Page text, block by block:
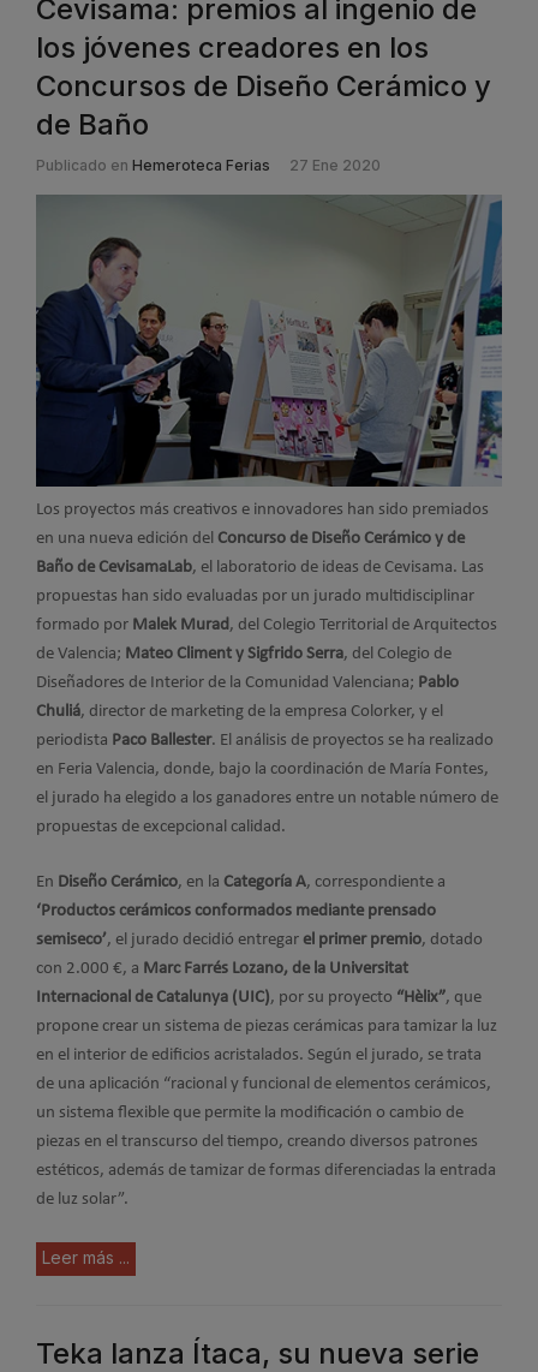
Cevisama: premios al ingenio de
los jóvenes creadores en los
Concursos de Diseño Cerámico y
de Baño
Publicado en Hemeroteca Ferias 27 Ene 2020
Los proyectos más creativos e innovadores han sido premiados
en una nueva edición del Concurso de Diseño Cerámico y de
Baño de CevisamaLab, el laboratorio de ideas de Cevisama. Las
propuestas han sido evaluadas por un jurado multidisciplinar
formado por Malek Murad , del Colegio Territorial de Arquitectos
de Valencia; Mateo Climent y Sigfrido Serra, del Colegio de
Diseñadores de Interior de la Comunidad Valenciana; Pablo
Chuliá, director de marketing de la empresa Colorker, y el
periodista Paco Ballester. El análisis de proyectos se ha realizado
en Feria Valencia, donde, bajo la coordinación de María Fontes,
el jurado ha elegido a los ganadores entre un notable número de
propuestas de excepcional calidad.
En Diseño Cerámico, en la Categoría A, correspondiente a
‘Productos cerámicos conformados mediante prensado
semiseco’, el jurado decidió entregar el primer premio, dotado
con 2.000 €, a Marc Farrés Lozano, de la Universitat
Internacional de Catalunya (UIC), por su proyecto “Hèlix”, que
propone crear un sistema de piezas cerámicas para tamizar la luz
en el interior de edificios acristalados. Según el jurado, se trata
de una aplicación “racional y funcional de elementos cerámicos,
un sistema flexible que permite la modificación o cambio de
piezas en el transcurso del tiempo, creando diversos patrones
estéticos, además de tamizar de formas diferenciadas la entrada
de luz solar”.
Leer más ...
Teka lanza Ítaca, su nueva serie